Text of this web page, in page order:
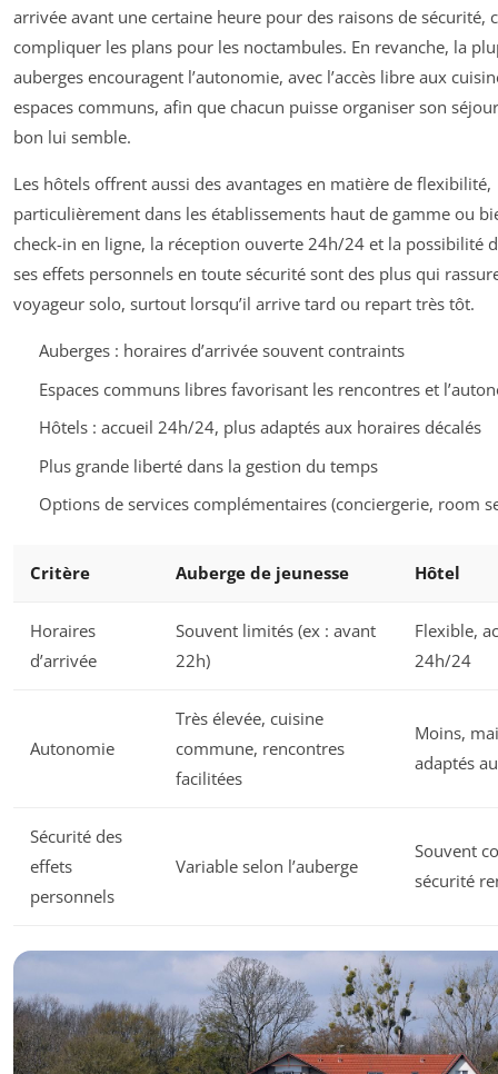
arrivée avant une certaine heure pour des raisons de sécurité,
compliquer les plans pour les noctambules. En revanche, la
auberges encouragent l’autonomie, avec l’accès libre aux
espaces communs, afin que chacun puisse organiser son
bon lui semble.
Les hôtels offrent aussi des avantages en matière de flexibilité,
particulièrement dans les établissements haut de gamme ou
check-in en ligne, la réception ouverte 24h/24 et la possibilité
ses effets personnels en toute sécurité sont des plus qui
voyageur solo, surtout lorsqu’il arrive tard ou repart très tôt.
Auberges : horaires d’arrivée souvent contraints
Espaces communs libres favorisant les rencontres et
Hôtels : accueil 24h/24, plus adaptés aux horaires décalés
Plus grande liberté dans la gestion du temps
Options de services complémentaires (conciergerie, room
Critère Auberge de jeunesse Hôtel
Horaires
d’arrivée
Souvent limités (ex : avant
22h)
Flexible,
24h/24
Autonomie
Très élevée, cuisine
commune, rencontres
facilitées
Moins,
adaptés
Sécurité des
effets
personnels
Variable selon l’auberge
Souvent
sécurité